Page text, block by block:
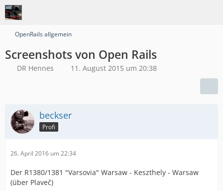
OpenRails allgemein
Screenshots von Open Rails
DR Hennes 11. August 2015 um 20:38
beckser
Profi
26. April 2016 um 22:34
Der R1380/1381 "Varsovia" Warsaw - Keszthely - Warsaw
(über Plaveč)